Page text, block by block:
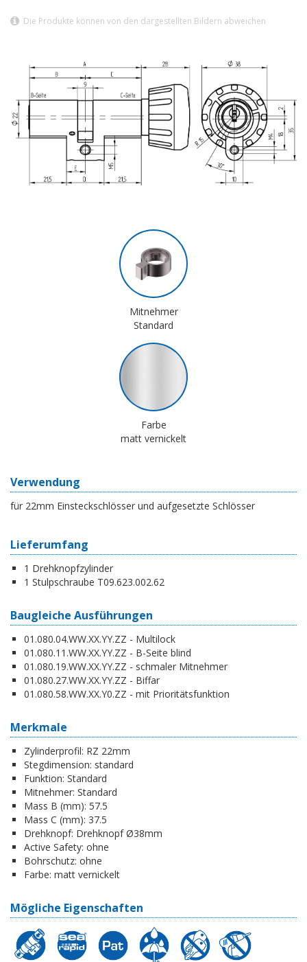
Die Produkte können von den dargestellten Bildern abweichen
Mitnehmer
Standard
Farbe
matt vernickelt
Verwendung
für 22mm Einsteckschlösser und aufgesetzte Schlösser
Lieferumfang
1 Drehknopfzylinder
1 Stulpschraube T09.623.002.62
Baugleiche Ausführungen
01.080.04.WW.XX.YY.ZZ - Multilock
01.080.11.WW.XX.YY.ZZ - B-Seite blind
01.080.19.WW.XX.YY.ZZ - schmaler Mitnehmer
01.080.27.WW.XX.YY.ZZ - Biffar
01.080.58.WW.XX.Y0.ZZ - mit Prioritätsfunktion
Merkmale
Zylinderprofil: RZ 22mm
Stegdimension: standard
Funktion: Standard
Mitnehmer: Standard
Mass B (mm): 57.5
Mass C (mm): 37.5
Drehknopf: Drehknopf Ø38mm
Active Safety: ohne
Bohrschutz: ohne
Farbe: matt vernickelt
Mögliche Eigenschaften